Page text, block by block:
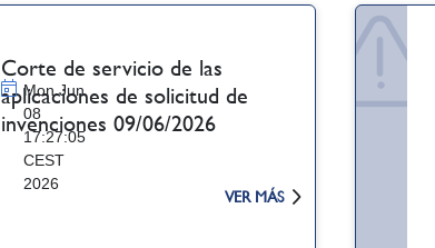
Corte de servicio de las
aplicaciones de solicitud de
invenciones 09/06/2026
Mon Jun
08
17:27:05
CEST
2026
VER MÁS